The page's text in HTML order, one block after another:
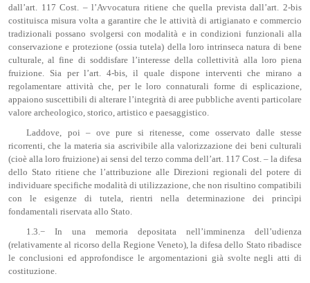
dall’art. 117 Cost. – l’Avvocatura ritiene che quella prevista dall’art. 2-bis
costituisca misura volta a garantire che le attività di artigianato e commercio
tradizionali possano svolgersi con modalità e in condizioni funzionali alla
conservazione e protezione (ossia tutela) della loro intrinseca natura di bene
culturale, al fine di soddisfare l’interesse della collettività alla loro piena
fruizione. Sia per l’art. 4-bis, il quale dispone interventi che mirano a
regolamentare attività che, per le loro connaturali forme di esplicazione,
appaiono suscettibili di alterare l’integrità di aree pubbliche aventi particolare
valore archeologico, storico, artistico e paesaggistico.
Laddove, poi – ove pure si ritenesse, come osservato dalle stesse
ricorrenti, che la materia sia ascrivibile alla valorizzazione dei beni culturali
(cioè alla loro fruizione) ai sensi del terzo comma dell’art. 117 Cost. – la difesa
dello Stato ritiene che l’attribuzione alle Direzioni regionali del potere di
individuare specifiche modalità di utilizzazione, che non risultino compatibili
con le esigenze di tutela, rientri nella determinazione dei princìpi
fondamentali riservata allo Stato.
1.3.− In una memoria depositata nell’imminenza dell’udienza
(relativamente al ricorso della Regione Veneto), la difesa dello Stato ribadisce
le conclusioni ed approfondisce le argomentazioni già svolte negli atti di
costituzione.